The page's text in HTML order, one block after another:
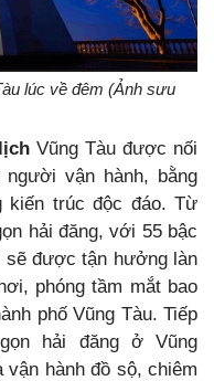
lúc về đêm (Ảnh sưu
Vũng Tàu được nối
vận hành, bằng
kiến trúc độc đáo. Từ
hải đăng, với 55 bậc
sẽ được tận hưởng làn
phóng tầm mắt bao
phố Vũng Tàu. Tiếp
hải đăng ở Vũng
vận hành đồ sộ, chiêm